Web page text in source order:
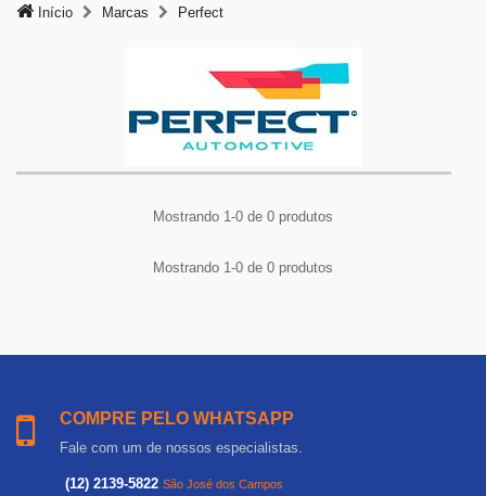
Início Marcas Perfect
Mostrando 1-0 de 0 produtos
Mostrando 1-0 de 0 produtos
COMPRE PELO WHATSAPP
Fale com um de nossos especialistas.
(12) 2139-5822 São José dos Campos